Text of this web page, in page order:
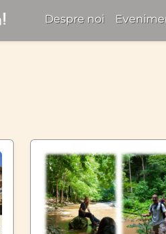
Despre noi